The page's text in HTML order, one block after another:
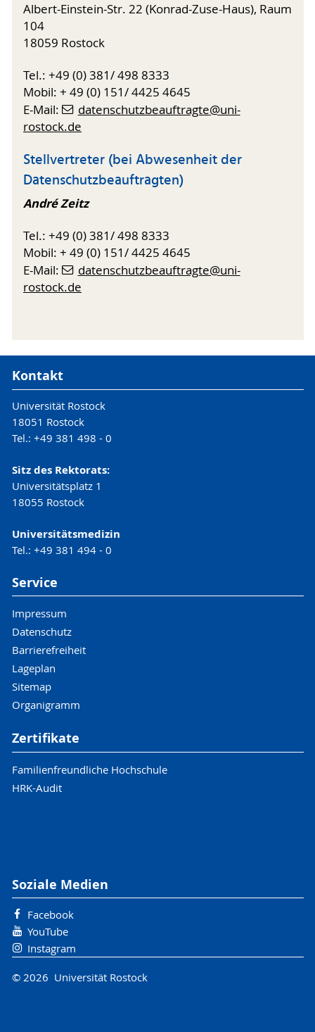
Albert-Einstein-Str. 22 (Konrad-Zuse-Haus), Raum
104
18059 Rostock
Tel.: +49 (0) 381/ 498 8333
Mobil: + 49 (0) 151/ 4425 4645
E-Mail:
datenschutzbeauftragte@uni-
rostock.de
Stellvertreter (bei Abwesenheit der
Datenschutzbeauftragten)
André Zeitz
Tel.: +49 (0) 381/ 498 8333
Mobil: + 49 (0) 151/ 4425 4645
E-Mail:
datenschutzbeauftragte@uni-
rostock.de
Kontakt
Universität Rostock
18051 Rostock
Tel.: +49 381 498 - 0
Sitz des Rektorats:
Universitätsplatz 1
18055 Rostock
Universitätsmedizin
Tel.: +49 381 494 - 0
Service
Impressum
Datenschutz
Barrierefreiheit
Lageplan
Sitemap
Organigramm
Zertifikate
Familienfreundliche Hochschule
HRK-Audit
Soziale Medien
Facebook
YouTube
Instagram
© 2026 Universität Rostock